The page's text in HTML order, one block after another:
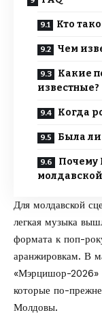
Кто
Чем
Какие
известные?
Когда
Была ли
Почему
Для молдавской
легкая музыка
формата к поп-
аранжировкам. В
«Мэрцишор-2026»
которые по-
Молдовы.